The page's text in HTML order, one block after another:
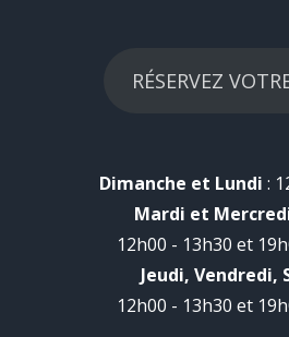
RÉSERVEZ
Dimanche et Lundi :
Mardi et
12h00 - 13h30 et
Jeudi, Vendredi,
12h00 - 13h30 et